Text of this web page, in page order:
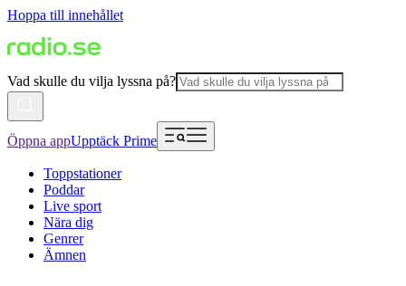
Hoppa till innehållet
Vad skulle du vilja lyssna på?
Öppna appUpptäck Prime
Toppstationer
Poddar
Live sport
Nära dig
Genrer
Ämnen